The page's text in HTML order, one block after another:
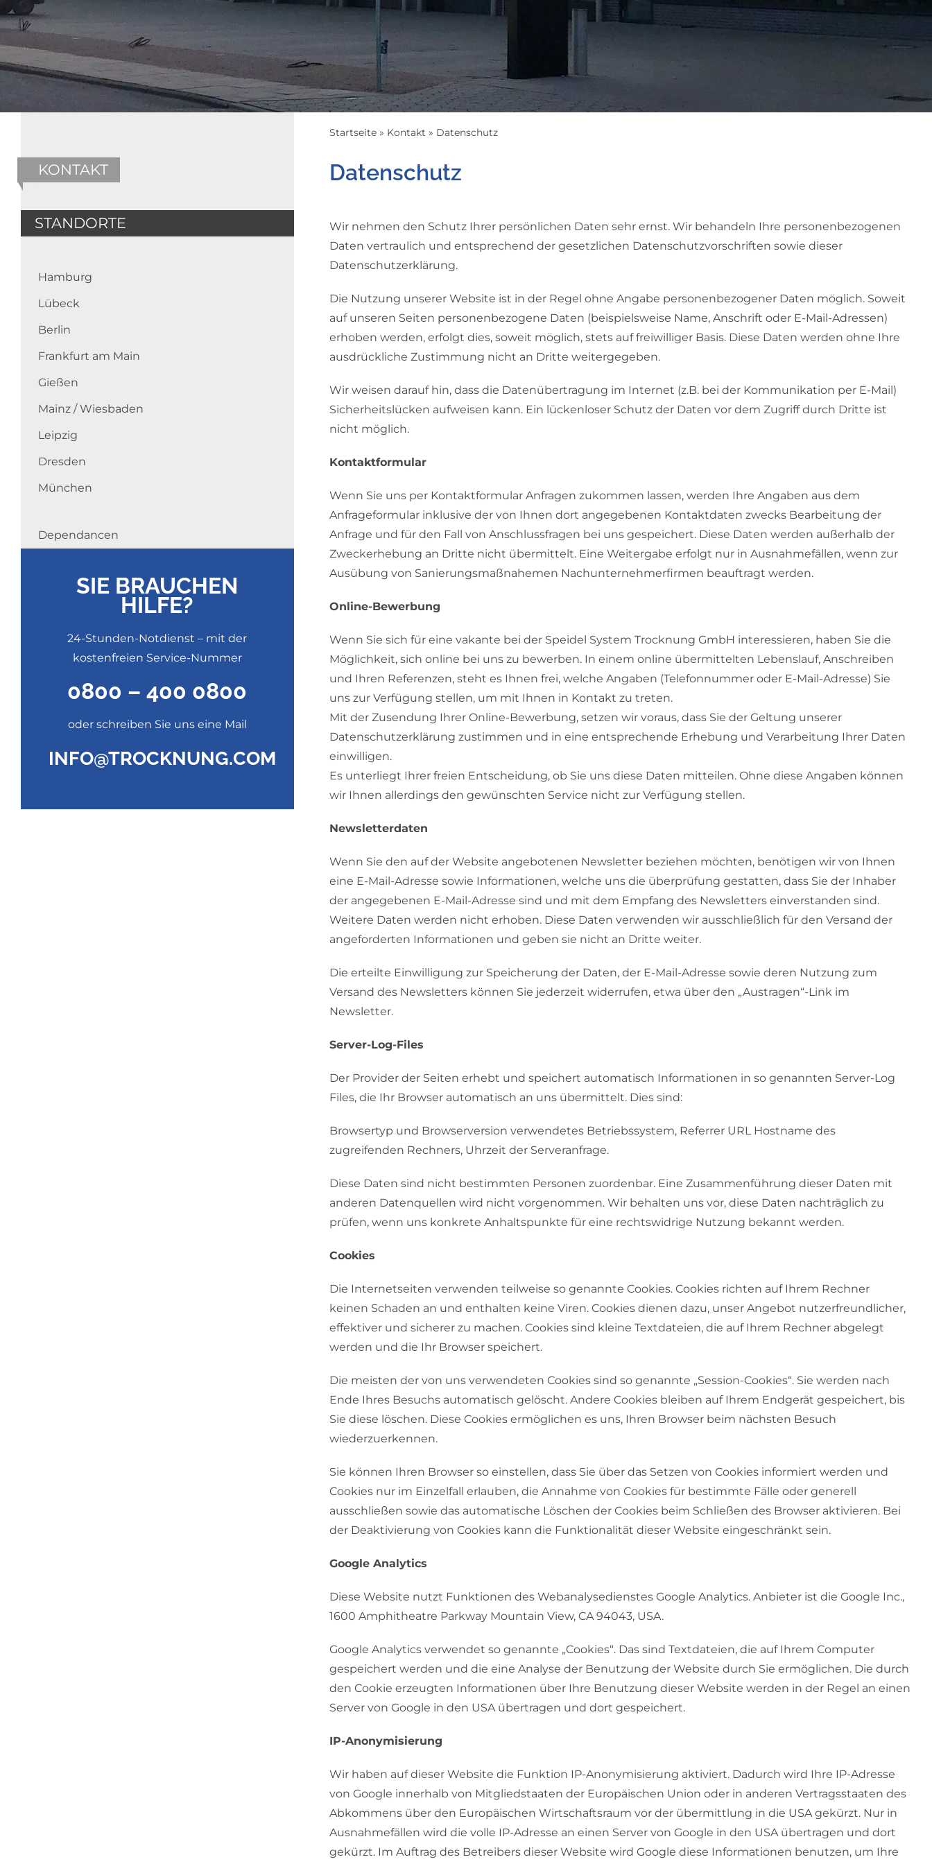
KONTAKT
STANDORTE
Hamburg
Lübeck
Berlin
Frankfurt am Main
Gießen
Mainz / Wiesbaden
Leipzig
Dresden
München
Dependancen
SIE BRAUCHEN
HILFE?
24-Stunden-Notdienst – mit der
kostenfreien Service-Nummer
0800 – 400 0800
oder schreiben Sie uns eine Mail
INFO@TROCKNUNG.COM
Startseite » Kontakt » Datenschutz
Datenschutz
Wir nehmen den Schutz Ihrer persönlichen Daten sehr ernst. Wir behandeln Ihre personenbezogenen
Daten vertraulich und entsprechend der gesetzlichen Datenschutzvorschriften sowie dieser
Datenschutzerklärung.
Die Nutzung unserer Website ist in der Regel ohne Angabe personenbezogener Daten möglich. Soweit
auf unseren Seiten personenbezogene Daten (beispielsweise Name, Anschrift oder E-Mail-Adressen)
erhoben werden, erfolgt dies, soweit möglich, stets auf freiwilliger Basis. Diese Daten werden ohne Ihre
ausdrückliche Zustimmung nicht an Dritte weitergegeben.
Wir weisen darauf hin, dass die Datenübertragung im Internet (z.B. bei der Kommunikation per E-Mail)
Sicherheitslücken aufweisen kann. Ein lückenloser Schutz der Daten vor dem Zugriff durch Dritte ist
nicht möglich.
Kontaktformular
Wenn Sie uns per Kontaktformular Anfragen zukommen lassen, werden Ihre Angaben aus dem
Anfrageformular inklusive der von Ihnen dort angegebenen Kontaktdaten zwecks Bearbeitung der
Anfrage und für den Fall von Anschlussfragen bei uns gespeichert. Diese Daten werden außerhalb der
Zweckerhebung an Dritte nicht übermittelt. Eine Weitergabe erfolgt nur in Ausnahmefällen, wenn zur
Ausübung von Sanierungsmaßnahemen Nachunternehmerfirmen beauftragt werden.
Online-Bewerbung
Wenn Sie sich für eine vakante bei der Speidel System Trocknung GmbH interessieren, haben Sie die
Möglichkeit, sich online bei uns zu bewerben. In einem online übermittelten Lebenslauf, Anschreiben
und Ihren Referenzen, steht es Ihnen frei, welche Angaben (Telefonnummer oder E-Mail-Adresse) Sie
uns zur Verfügung stellen, um mit Ihnen in Kontakt zu treten.
Mit der Zusendung Ihrer Online-Bewerbung, setzen wir voraus, dass Sie der Geltung unserer
Datenschutzerklärung zustimmen und in eine entsprechende Erhebung und Verarbeitung Ihrer Daten
einwilligen.
Es unterliegt Ihrer freien Entscheidung, ob Sie uns diese Daten mitteilen. Ohne diese Angaben können
wir Ihnen allerdings den gewünschten Service nicht zur Verfügung stellen.
Newsletterdaten
Wenn Sie den auf der Website angebotenen Newsletter beziehen möchten, benötigen wir von Ihnen
eine E-Mail-Adresse sowie Informationen, welche uns die überprüfung gestatten, dass Sie der Inhaber
der angegebenen E-Mail-Adresse sind und mit dem Empfang des Newsletters einverstanden sind.
Weitere Daten werden nicht erhoben. Diese Daten verwenden wir ausschließlich für den Versand der
angeforderten Informationen und geben sie nicht an Dritte weiter.
Die erteilte Einwilligung zur Speicherung der Daten, der E-Mail-Adresse sowie deren Nutzung zum
Versand des Newsletters können Sie jederzeit widerrufen, etwa über den „Austragen“-Link im
Newsletter.
Server-Log-Files
Der Provider der Seiten erhebt und speichert automatisch Informationen in so genannten Server-Log
Files, die Ihr Browser automatisch an uns übermittelt. Dies sind:
Browsertyp und Browserversion verwendetes Betriebssystem, Referrer URL Hostname des
zugreifenden Rechners, Uhrzeit der Serveranfrage.
Diese Daten sind nicht bestimmten Personen zuordenbar. Eine Zusammenführung dieser Daten mit
anderen Datenquellen wird nicht vorgenommen. Wir behalten uns vor, diese Daten nachträglich zu
prüfen, wenn uns konkrete Anhaltspunkte für eine rechtswidrige Nutzung bekannt werden.
Cookies
Die Internetseiten verwenden teilweise so genannte Cookies. Cookies richten auf Ihrem Rechner
keinen Schaden an und enthalten keine Viren. Cookies dienen dazu, unser Angebot nutzerfreundlicher,
effektiver und sicherer zu machen. Cookies sind kleine Textdateien, die auf Ihrem Rechner abgelegt
werden und die Ihr Browser speichert.
Die meisten der von uns verwendeten Cookies sind so genannte „Session-Cookies“. Sie werden nach
Ende Ihres Besuchs automatisch gelöscht. Andere Cookies bleiben auf Ihrem Endgerät gespeichert, bis
Sie diese löschen. Diese Cookies ermöglichen es uns, Ihren Browser beim nächsten Besuch
wiederzuerkennen.
Sie können Ihren Browser so einstellen, dass Sie über das Setzen von Cookies informiert werden und
Cookies nur im Einzelfall erlauben, die Annahme von Cookies für bestimmte Fälle oder generell
ausschließen sowie das automatische Löschen der Cookies beim Schließen des Browser aktivieren. Bei
der Deaktivierung von Cookies kann die Funktionalität dieser Website eingeschränkt sein.
Google Analytics
Diese Website nutzt Funktionen des Webanalysedienstes Google Analytics. Anbieter ist die Google Inc.,
1600 Amphitheatre Parkway Mountain View, CA 94043, USA.
Google Analytics verwendet so genannte „Cookies“. Das sind Textdateien, die auf Ihrem Computer
gespeichert werden und die eine Analyse der Benutzung der Website durch Sie ermöglichen. Die durch
den Cookie erzeugten Informationen über Ihre Benutzung dieser Website werden in der Regel an einen
Server von Google in den USA übertragen und dort gespeichert.
IP-Anonymisierung
Wir haben auf dieser Website die Funktion IP-Anonymisierung aktiviert. Dadurch wird Ihre IP-Adresse
von Google innerhalb von Mitgliedstaaten der Europäischen Union oder in anderen Vertragsstaaten des
Abkommens über den Europäischen Wirtschaftsraum vor der übermittlung in die USA gekürzt. Nur in
Ausnahmefällen wird die volle IP-Adresse an einen Server von Google in den USA übertragen und dort
gekürzt. Im Auftrag des Betreibers dieser Website wird Google diese Informationen benutzen, um Ihre